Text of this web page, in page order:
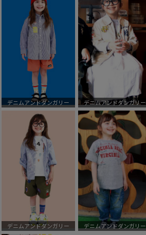
デニムアンドダンガリー デニムアンドダンガリー
デニムアンドダンガリー デニムアンドダンガリー